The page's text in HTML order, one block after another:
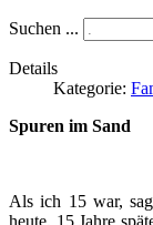
Suchen ...
Details
Kategorie:
Spuren im Sand
Als ich 15 war,
heute, 15 Jahre